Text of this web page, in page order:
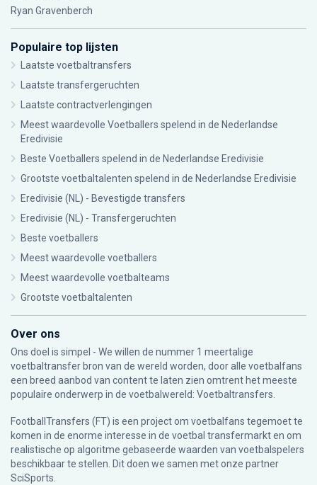
Ryan Gravenberch
Populaire top lijsten
Laatste voetbaltransfers
Laatste transfergeruchten
Laatste contractverlengingen
Meest waardevolle Voetballers spelend in de Nederlandse
Eredivisie
Beste Voetballers spelend in de Nederlandse Eredivisie
Grootste voetbaltalenten spelend in de Nederlandse Eredivisie
Eredivisie (NL) - Bevestigde transfers
Eredivisie (NL) - Transfergeruchten
Beste voetballers
Meest waardevolle voetballers
Meest waardevolle voetbalteams
Grootste voetbaltalenten
Over ons
Ons doel is simpel - We willen de nummer 1 meertalige
voetbaltransfer bron van de wereld worden, door alle voetbalfans
een breed aanbod van content te laten zien omtrent het meeste
populaire onderwerp in de voetbalwereld: Voetbaltransfers.
FootballTransfers (FT) is een project om voetbalfans tegemoet te
komen in de enorme interesse in de voetbal transfermarkt en om
realistische op algoritme gebaseerde waarden van voetbalspelers
beschikbaar te stellen. Dit doen we samen met onze partner
SciSports